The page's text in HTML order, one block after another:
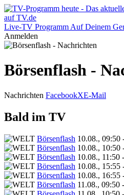
Live-TV Programm Auf Deinem
Anmelden
Börsenflash -
Nachrichten FacebookXE-Mail
Bald im TV
Börsenflash 10.08., 09:50
Börsenflash 10.08., 10:50
Börsenflash 10.08., 11:50
Börsenflash 10.08., 15:55
Börsenflash 10.08., 16:55
Börsenflash 11.08., 09:50